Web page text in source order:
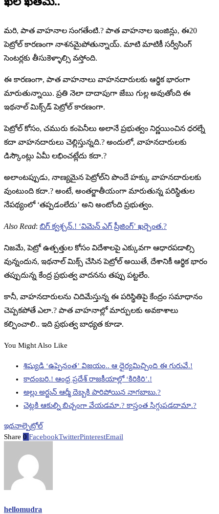
మరి, పాత వాహనాల సంగతేంటి.? పాత వాహనాల ఇంజిన్లు, ఈ20
పెట్రోల్ కారణంగా నాశనమైపోతున్నాయ్. మాటి మాటికీ సర్వీసింగ్
సెంటర్లకు తీసుకెళ్ళాల్సి వస్తోంది.
ఈ కారణంగా, పాత వాహనాలు వాహనదారులకు ఆర్థిక భారంగా
మారుతున్నాయి. ప్రతి నెలా దాదాపుగా జేబు గుల్ల అవుతోంది ఈ
ఇథనాల్ మిక్స్‌డ్ పెట్రోల్ కారణంగా.
పెట్రోల్ కోసం, చమురు కంపెనీలు అలానే ప్రభుత్వం నిర్ణయించిన ధరల్నే
కదా వాహనదారులు చెల్లిస్తున్నది.? అందులో, వాహనదారులకు
డిస్కౌంట్లు ఏమీ లభించట్లేదు కదా.?
అలాంటప్పుడు, నాణ్యమైన పెట్రోల్‌ని పొందే హక్కు వాహనదారులకు
వుంటుంది కదా.? అంటే, అంతర్జాతీయంగా మారుతున్న పరిస్థితుల
నేపథ్యంలో ‘తప్పడంలేదు’ అని అంటోంది ప్రభుత్వం.
Also Read: బిగ్ క్వశ్చన్.! ‘విమెన్ ఎగ్ ప్రీజింగ్’ ఖర్చెంత.?
నిజమే, పెట్రో ఉత్పత్తుల కోసం విదేశాలపై ఎక్కువగా ఆధారపడాల్సి
వున్నందున, ఇథనాల్ మిక్స్ చేసిన పెట్రోల్ అయితే, దేశానికీ ఆర్థిక భారం
తప్పుదున్న కేంద్ర ప్రభుత్వ వాదనను తప్పు పట్టలేం.
కానీ, వాహనదారులను చిదిమేస్తున్న ఈ పరిస్థితిపై కేంద్రం సమాధానం
చెప్పకపోతే ఎలా.? పాత వాహనాల్లో మార్పులకు అవకాశాలు
కల్పించాలి.. ఇది ప్రభుత్వ బాధ్యత కూడా.
You Might Also Like
శిష్యుడి ‘ఉప్పెనంత’ విజయం.. ఆ ధైర్యమిచ్చింది ఈ గురువే.!
కాదంబరి.! ఆంధ్ర ప్రదేశ్ రాజకీయాల్లో ‘కిరికిరి’.!
అల్లు అర్జున్ ఆర్మీ దెబ్బకి పారిపోయిన నాగబాబు.?
చెట్లకి ఆకుల్ని బిచ్చంగా వేయడమా.? కాస్తంత సిగ్గుపడదామా.?
ఇథనాల్పెట్రోల్
Share 0 FacebookTwitterPinterestEmail
hellomudra